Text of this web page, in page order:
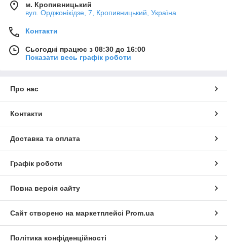
м. Кропивницький
вул. Орджонікідзе, 7, Кропивницький, Україна
Контакти
Сьогодні працює з 08:30 до 16:00
Показати весь графік роботи
Про нас
Контакти
Доставка та оплата
Графік роботи
Повна версія сайту
Сайт створено на маркетплейсі Prom.ua
Політика конфіденційності